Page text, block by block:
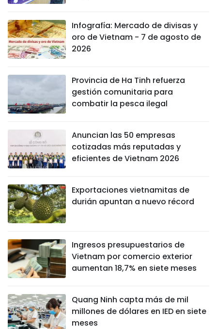
Infografía: Mercado de divisas y
oro de Vietnam - 7 de agosto de
2026
Provincia de Ha Tinh refuerza
gestión comunitaria para
combatir la pesca ilegal
Anuncian las 50 empresas
cotizadas más reputadas y
eficientes de Vietnam 2026
Exportaciones vietnamitas de
durián apuntan a nuevo récord
Ingresos presupuestarios de
Vietnam por comercio exterior
aumentan 18,7% en siete meses
Quang Ninh capta más de mil
millones de dólares en IED en siete
meses